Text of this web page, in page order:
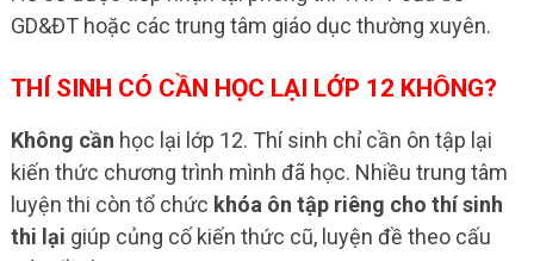
GD&ĐT hoặc các trung tâm giáo dục thường xuyên.
THÍ SINH CÓ CẦN HỌC LẠI LỚP 12 KHÔNG?
Không cần học lại lớp 12. Thí sinh chỉ cần ôn tập lại
kiến thức chương trình mình đã học. Nhiều trung tâm
luyện thi còn tổ chức khóa ôn tập riêng cho thí sinh
thi lại giúp củng cố kiến thức cũ, luyện đề theo cấu